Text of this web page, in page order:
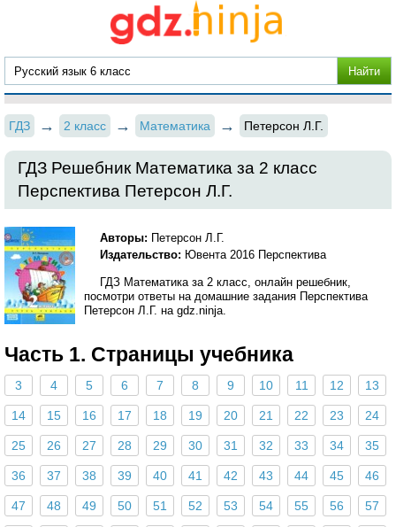
ГДЗ 2 класс Математика Петерсон Л.Г.
ГДЗ Решебник Математика за 2 класс
Перспектива Петерсон Л.Г.
Авторы: Петерсон Л.Г.
Издательство: Ювента 2016 Перспектива
ГДЗ Математика за 2 класс, онлайн решебник,
посмотри ответы на домашние задания Перспектива
Петерсон Л.Г. на gdz.ninja.
Часть 1. Страницы учебника
3 4 5 6 7 8 9 10 11 12 13
14 15 16 17 18 19 20 21 22 23 24
25 26 27 28 29 30 31 32 33 34 35
36 37 38 39 40 41 42 43 44 45 46
47 48 49 50 51 52 53 54 55 56 57